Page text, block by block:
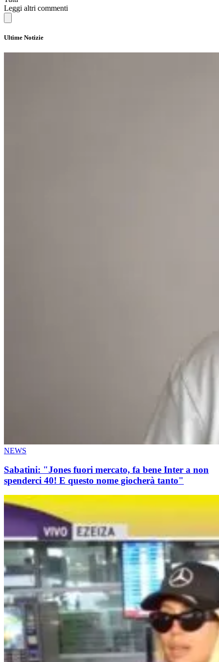
Leggi altri commenti
Ultime Notizie
NEWS
Sabatini: "Jones fuori mercato, fa bene Inter a non
spenderci 40! E questo nome giocherà tanto"